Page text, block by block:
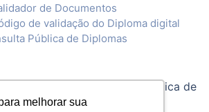
melhorar sua
de Documentos
de validação do Diploma digital
Pública de Diplomas
Política de
Privacidade